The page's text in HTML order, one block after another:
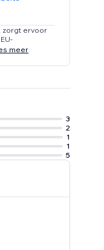
zorgt ervoor
meer
3
2
1
1
5